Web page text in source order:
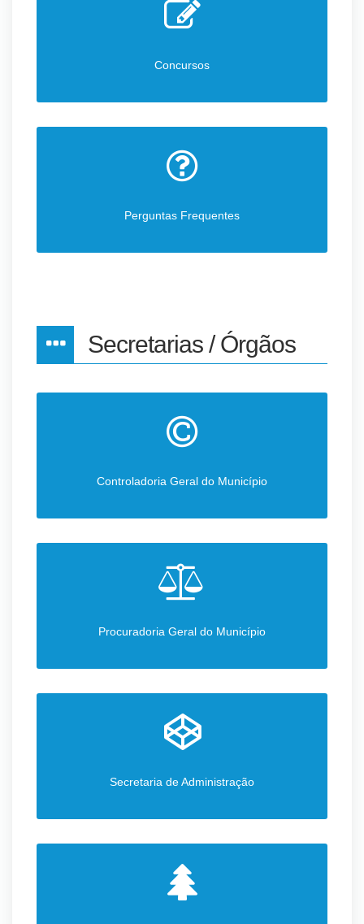
Concursos
Perguntas Frequentes
Secretarias / Órgãos
Controladoria Geral do Município
Procuradoria Geral do Município
Secretaria de Administração